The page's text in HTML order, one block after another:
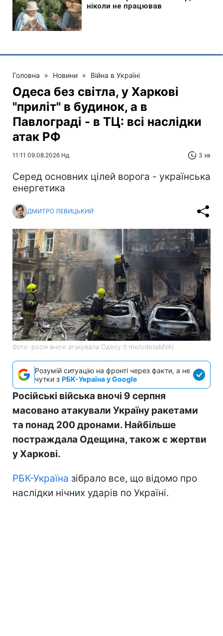
Головна » Новини » Війна в Україні
Одеса без світла, у Харкові
"приліт" в будинок, а в
Павлограді - в ТЦ: всі наслідки
атак РФ
11:11 09.08.2026 Нд 3 хв
Серед основних цілей ворога - українська
енергетика
ДМИТРО ЛЕВИЦЬКИЙ
Фото: росія вночі атакувала Одесу (t.me/odesaMVA)
Розумій ситуацію на фронті через факти, а не
чутки з РБК-Україна у Google
Російські війська вночі 9 серпня
масовано атакували Україну ракетами
та понад 200 дронами. Найбільше
постраждала Одещина, також є жертви
у Харкові.
РБК-Україна зібрало все, що відомо про
наслідки нічних ударів по Україні.